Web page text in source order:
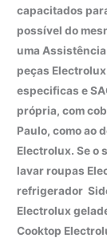
capacitados
possível do
uma
peças
especificas e
própria, com
Paulo, como ao
Electrolux. Se o
lavar roupas
refrigerador
Electrolux
Cooktop